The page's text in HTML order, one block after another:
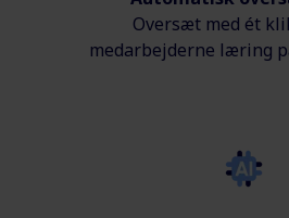
Oversæt med ét
medarbejderne læring